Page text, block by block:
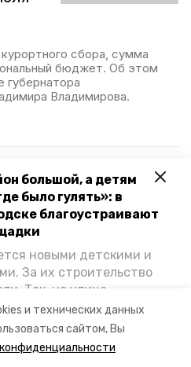
и технических данных
сайтом, Вы
большой, а детям
было гулять»: в
благоустраивают
новыми детскими и
За их строительство
Так, на улице
современное
а в Иноземцеве
большой спортплощадки.
будет выглядеть — в
сбора, сумма
бюджет. Об этом
Владимирова.
и
создадут новые
курорт. Как сообщили в
работы по благоустройству
спортивная и
и кафе; после ремонта
Аллею украсят арт-объекты.